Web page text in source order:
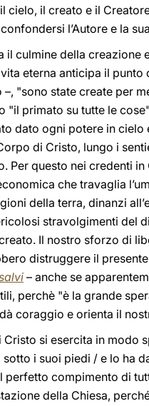
cielo, il creato e il
l’Autore e la
il culmine della
eterna anticipa il
–, "sono state create per
"il primato su tutte le
dato ogni potere in cielo
di Cristo, lungo i
Per questo nei credenti
che travaglia
della terra, dinanzi
stravolgimenti del
Il nostro sforzo di
distruggere il
– anche se
perchè "è la grande
coraggio e orienta il
si esercita in modo
i suoi piedi / e lo ha
perfetto compimento di
della Chiesa,